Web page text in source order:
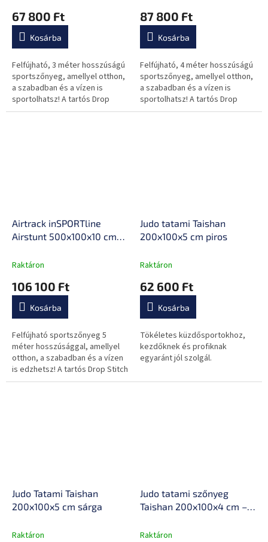
feltekerhető, 9,5 kg, Drop
átlagos
értékelése
0,0
csillag.
67 800 Ft
Kosárba
Felfújható, 3 méter hosszúságú
sportszőnyeg, amellyel otthon,
a szabadban és a vízen is
sportolhatsz! A tartós Drop
Stitch anyagnak köszönhetően
hordozótáska,
technológia
átlagos
értékelése
0,0
csillag.
87 800 Ft
Kosárba
Felfújható, 4 méter hosszúságú
sportszőnyeg, amellyel otthon,
a szabadban és a vízen is
sportolhatsz! A tartós Drop
Stitch anyagnak köszönhetően
Airtrack inSPORTline
Airstunt 500x100x10 cm
javítókészlet, hordtáska,
rugalmas
Raktáron
106 100 Ft
Kosárba
Felfújható sportszőnyeg 5
méter hosszúsággal, amellyel
otthon, a szabadban és a vízen
is edzhetsz! A tartós Drop Stitch
anyagnak köszönhetően
Judo tatami Taishan
200x100x5 cm piros
Raktáron
62 600 Ft
Kosárba
Tökéletes küzdősportokhoz,
kezdőknek és profiknak
egyaránt jól szolgál.
Judo Tatami Taishan
200x100x5 cm sárga
Raktáron
Judo tatami szőnyeg
Taishan 200x100x4 cm –
védi a padlót, tartós
Raktáron